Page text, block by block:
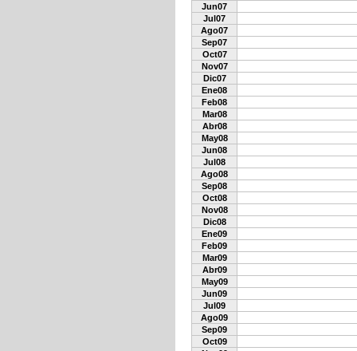
Jun07
Jul07
Ago07
Sep07
Oct07
Nov07
Dic07
Ene08
Feb08
Mar08
Abr08
May08
Jun08
Jul08
Ago08
Sep08
Oct08
Nov08
Dic08
Ene09
Feb09
Mar09
Abr09
May09
Jun09
Jul09
Ago09
Sep09
Oct09